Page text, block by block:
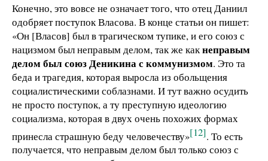
Конечно, это вовсе не означает того, что отец Даниил
одобряет поступок Власова. В конце статьи он пишет:
«Он [Власов] был в трагическом тупике, и его союз с
нацизмом был неправым делом, так же какнеправым
делом был союз Деникина с коммунизмом. Это та
беда и трагедия, которая выросла из обольщения
социалистическими соблазнами. И тут важно осудить
не просто поступок, а ту преступную идеологию
социализма, которая в двух очень похожих формах
принесла страшную беду человечеству»[12]. То есть
получается, что неправым делом был только союз с